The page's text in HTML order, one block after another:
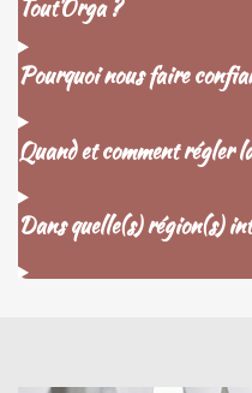
Tout'Orga ?
Pourquoi nous faire
Quand et comment régler
Dans quelle(s) région(s)